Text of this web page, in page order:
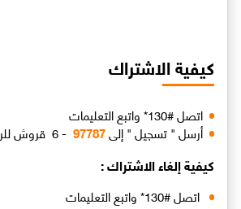
كيفية الاشتراك
اتصل #130* واتبع التعليمات
أرسل " تسجيل " إلى97787 - 6 قروش للرسالة
كيفية إلغاء الاشتراك :
اتصل #130* واتبع التعليمات